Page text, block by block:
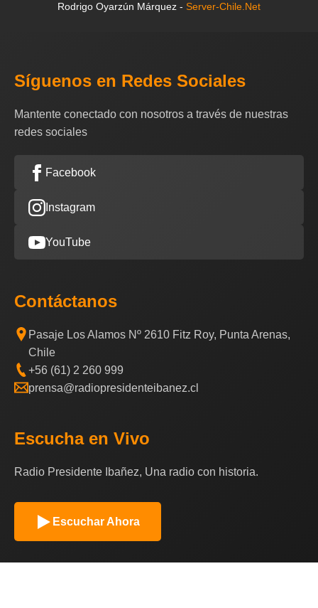
Rodrigo Oyarzún Márquez - Server-Chile.Net
Síguenos en Redes Sociales
Mantente conectado con nosotros a través de nuestras
redes sociales
Facebook
Instagram
YouTube
Contáctanos
Pasaje Los Alamos Nº 2610 Fitz Roy, Punta Arenas,
Chile
+56 (61) 2 260 999
prensa@radiopresidenteibanez.cl
Escucha en Vivo
Radio Presidente Ibañez, Una radio con historia.
Escuchar Ahora